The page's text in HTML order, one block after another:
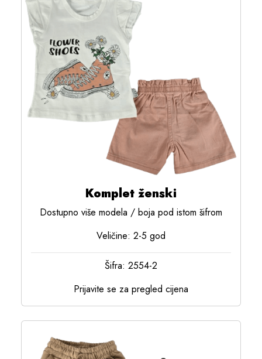
Komplet ženski
Dostupno više modela / boja pod istom šifrom
Veličine: 2-5 god
Šifra: 2554-2
Prijavite se za pregled cijena